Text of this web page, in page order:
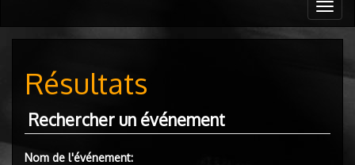
Résultats
Rechercher un événement
Nom de l'événement: